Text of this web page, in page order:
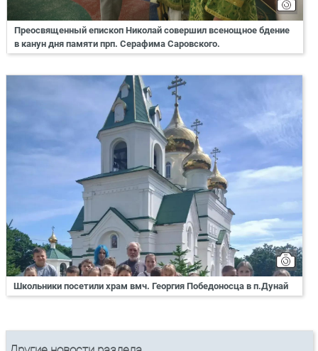
Преосвященный епископ Николай совершил всенощное бдение
в канун дня памяти прп. Серафима Саровского.
Школьники посетили храм вмч. Георгия Победоносца в п.Дунай